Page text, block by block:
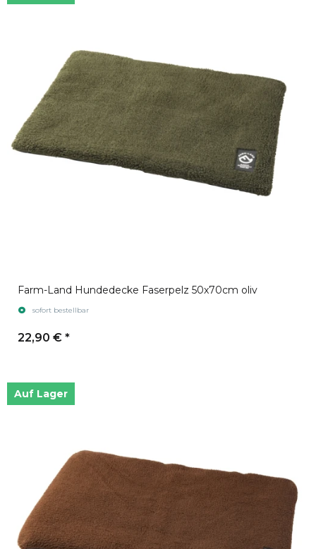
Farm-Land Hundedecke Faserpelz 50x70cm oliv
sofort bestellbar
22,90 € *
Auf Lager